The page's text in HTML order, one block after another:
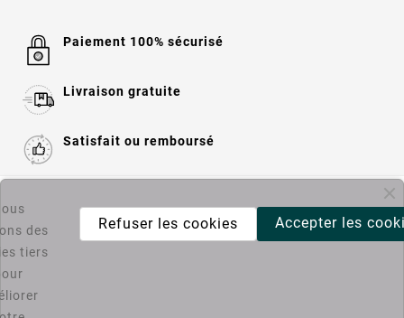
Paiement 100% sécurisé
Livraison gratuite
Satisfait ou remboursé
Informations 
Catégories
des
tiers
Accepter les
Refuser les cookies